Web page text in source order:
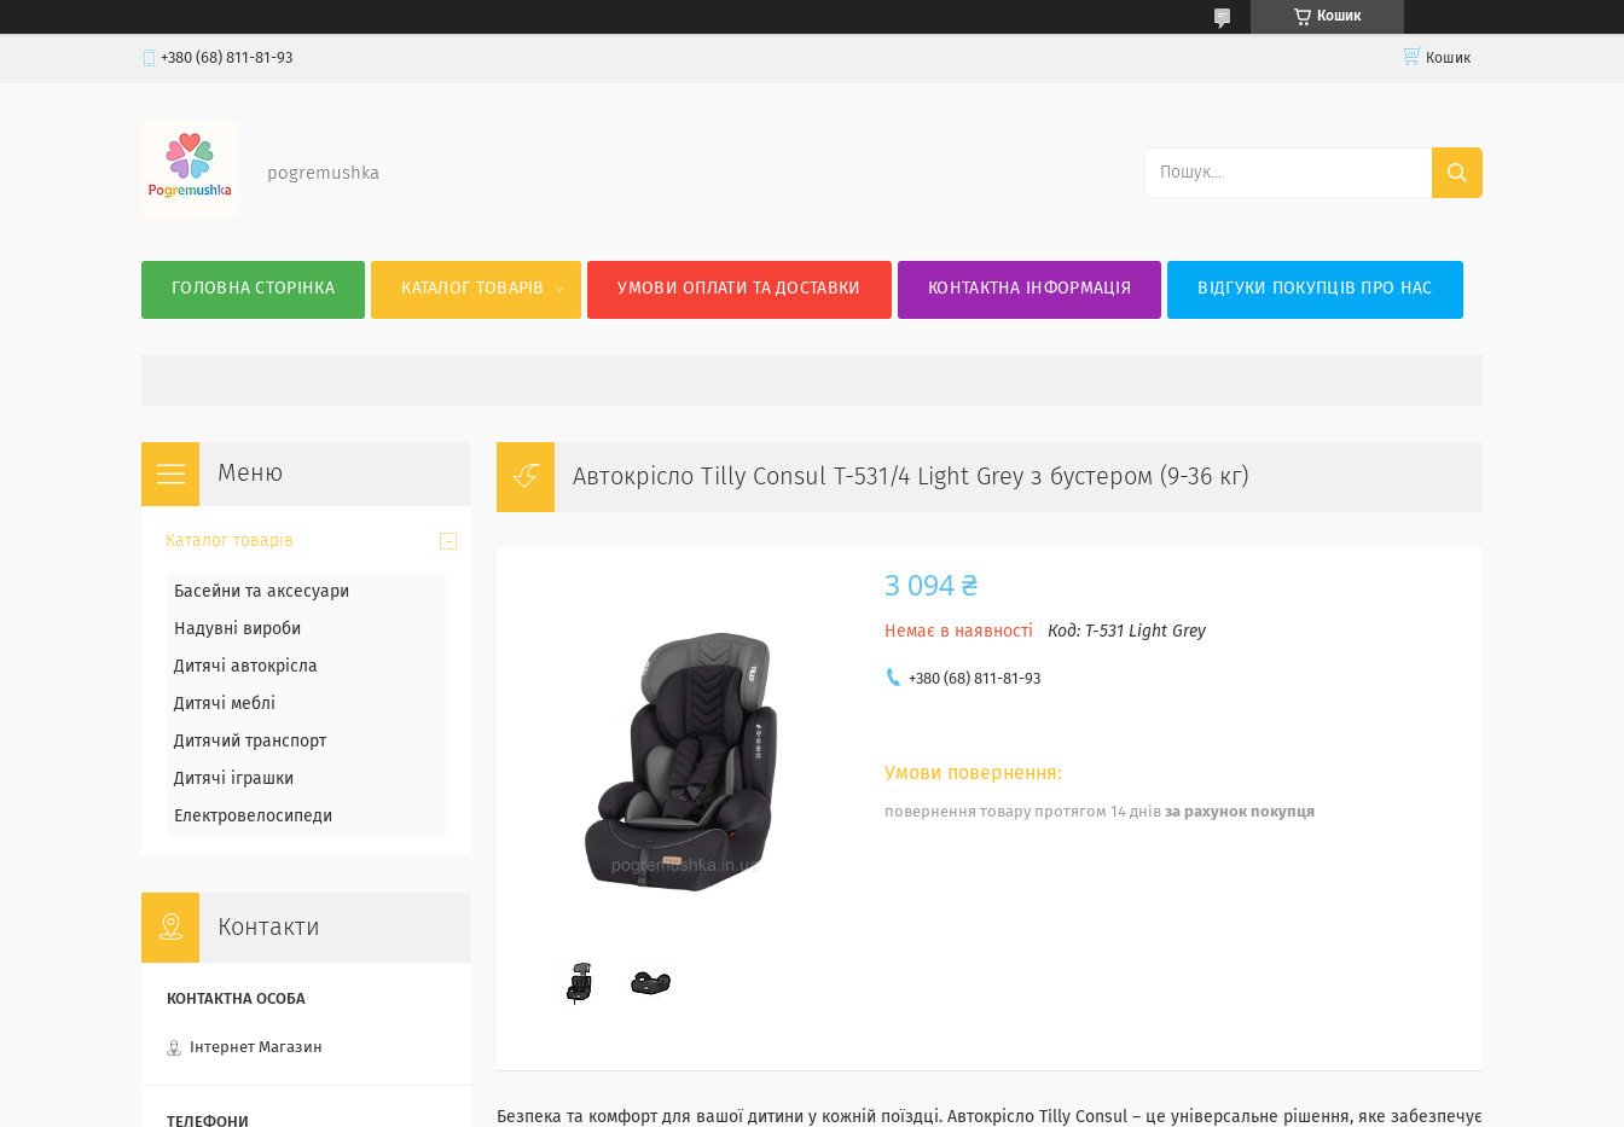
Кошик
+380 (68) 811-81-93 Кошик
pogremushka
ГОЛОВНА СТОРІНКА КАТАЛОГ ТОВАРІВ УМОВИ ОПЛАТИ ТА ДОСТАВКИ КОНТАКТНА ІНФОРМАЦІЯ ВІДГУКИ ПОКУПЦІВ ПРО НАС
Автокрісло Tilly Consul T-531/4 Light Grey з бустером (9-36 кг)
3 094 ₴
Немає в наявності Код: T-531 Light Grey
+380 (68) 811-81-93
повернення товару протягом 14 днів за рахунок покупця
Безпека та комфорт для вашої дитини у кожній поїздці. Автокрісло Tilly Consul – це універсальне рішення, яке забезпечує
Каталог товарів
Басейни та аксесуари
Надувні вироби
Дитячі автокрісла
Дитячі меблі
Дитячий транспорт
Дитячі іграшки
Електровелосипеди
Контакти
Інтернет Магазин